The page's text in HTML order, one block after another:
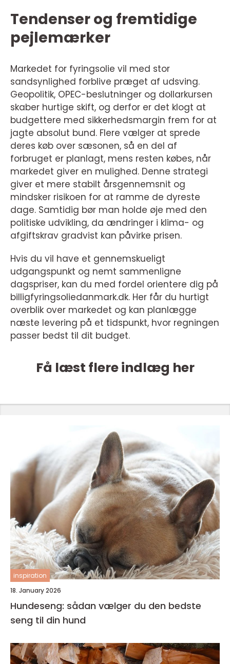
Tendenser og fremtidige
pejlemærker
Markedet for fyringsolie vil med stor
sandsynlighed forblive præget af udsving.
Geopolitik, OPEC-beslutninger og dollarkursen
skaber hurtige skift, og derfor er det klogt at
budgettere med sikkerhedsmargin frem for at
jagte absolut bund. Flere vælger at sprede
deres køb over sæsonen, så en del af
forbruget er planlagt, mens resten købes, når
markedet giver en mulighed. Denne strategi
giver et mere stabilt årsgennemsnit og
mindsker risikoen for at ramme de dyreste
dage. Samtidig bør man holde øje med den
politiske udvikling, da ændringer i klima- og
afgiftskrav gradvist kan påvirke prisen.
Hvis du vil have et gennemskueligt
udgangspunkt og nemt sammenligne
dagspriser, kan du med fordel orientere dig på
billigfyringsoliedanmark.dk. Her får du hurtigt
overblik over markedet og kan planlægge
næste levering på et tidspunkt, hvor regningen
passer bedst til dit budget.
Få læst flere indlæg her
inspiration
18. January 2026
Hundeseng: sådan vælger du den bedste
seng til din hund